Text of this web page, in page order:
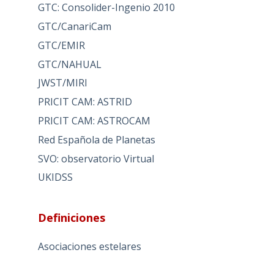
GTC: Consolider-Ingenio 2010
GTC/CanariCam
GTC/EMIR
GTC/NAHUAL
JWST/MIRI
PRICIT CAM: ASTRID
PRICIT CAM: ASTROCAM
Red Española de Planetas
SVO: observatorio Virtual
UKIDSS
Definiciones
Asociaciones estelares